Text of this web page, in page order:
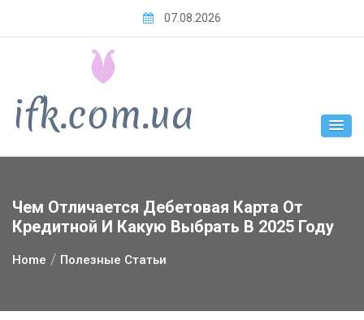
07.08.2026
Чем Отличается Дебетовая Карта От
Кредитной И Какую Выбрать В 2025 Году
Home Полезные Статьи